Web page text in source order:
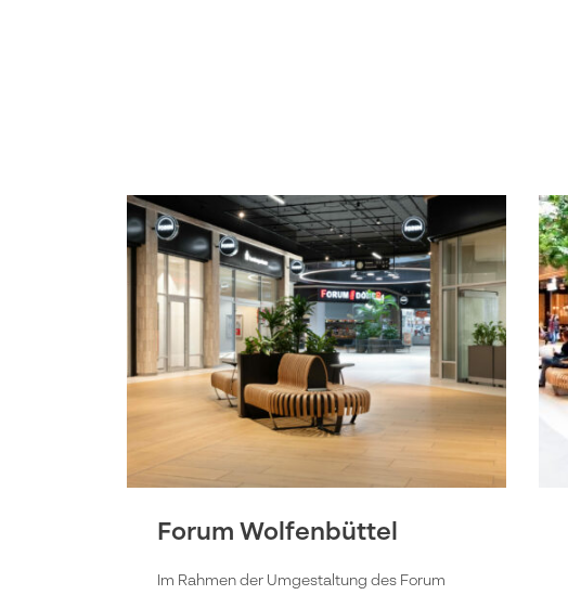
Forum Wolfenbüttel
Im Rahmen der Umgestaltung des Forum